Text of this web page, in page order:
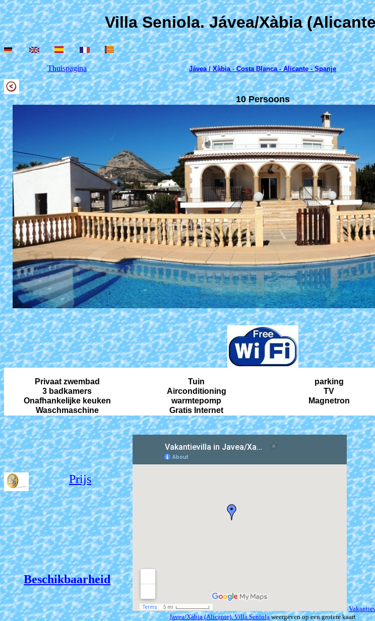
Villa Seniola. Jávea/Xàbia
Thuispagina Jávea / Xàbia- Costa Blanca - Alicante - Spanje
10 Persoons
Privaat zwembad Tuin parking
3 badkamers
Airconditioning TV
Onafhankelijke keuken
warmtepomp Magnetron
Waschmaschine
Gratis Internet
Prijs
Javea/Xabia (Alicante). Villa Seniolaweergeven op een grotere kaart
Beschikbaarheid